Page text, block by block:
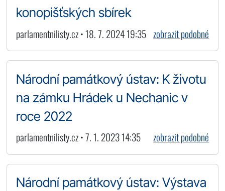
konopišťských sbírek
parlamentnilisty.cz • 18. 7. 2024 19:35 zobrazit podobné
Národní památkový ústav: K životu
na zámku Hrádek u Nechanic v
roce 2022
parlamentnilisty.cz • 7. 1. 2023 14:35 zobrazit podobné
Národní památkový ústav: Výstava